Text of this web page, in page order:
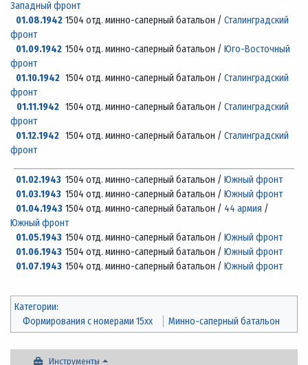
Западный фронт
01.08.19421504 отд. минно-саперный батальон /Сталинградский
фронт
01.09.19421504 отд. минно-саперный батальон /Юго-Восточный
фронт
01.10.19421504 отд. минно-саперный батальон /Сталинградский
фронт
01.11.1942 1504 отд. минно-саперный батальон /Сталинградский
фронт
01.12.1942 1504 отд. минно-саперный батальон /Сталинградский
фронт
01.02.19431504 отд. минно-саперный батальон /Южный фронт
01.03.19431504 отд. минно-саперный батальон /Южный фронт
01.04.19431504 отд. минно-саперный батальон / 44 армия /
Южный фронт
01.05.19431504 отд. минно-саперный батальон /Южный фронт
01.06.19431504 отд. минно-саперный батальон /Южный фронт
01.07.19431504 отд. минно-саперный батальон /Южный фронт
Категории:
Формирования с номерами 15xx
Минно-саперный батальон
Инструменты